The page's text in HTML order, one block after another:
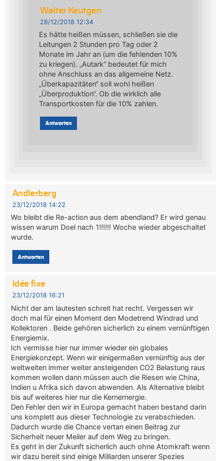
Walter Keutgen
28/12/2018 12:34
Es hätte heißen müssen, schließen sie die
Leitungen 2 Stunden pro Tag oder 2
Monate im Jahr an (um die fehlenden 10%
zu kriegen). „Autark“ bedeutet für mich
ohne Anschluss an das allgemeine Netz.
„Überkapazitäten“ soll wohl heißen
„Überproduktion“. Ob die wirklich alle
Transportkosten für die 10% zahlen.
Antworten
Andlerberg
23/12/2018 14:22
Wo bleibt die Re-action aus dem abendland? Er wird genau
wissen warum Doel nach 1!!!!!! Woche wieder abgeschaltet
wurde.
Antworten
Idée fixe
23/12/2018 16:21
Nicht der am lautesten schreit hat recht. Vergessen wir
doch mal für einen Moment den Modetrend Windrad und
Kollektoren . Beide gehören sicherlich zu einem vernünftigen
Energiemix.
Ich vermisse hier nur immer wieder ein globales
Energiekonzept. Wenn wir einigermaßen vernünftig aus der
weltweiten immer weiter ansteigenden CO2 Belastung raus
kommen wollen dann müssen auch die Riesen wie China,
Indien u Afrika sich davon abwenden. Als Alternative bleibt
bis auf weiteres hier nur die Kernernergie.
Den Fehler den wir in Europa gemacht haben bestand darin
uns komplett aus dieser Technologie zu verabschieden.
Dadurch wurde die Chance vertan einen Beitrag zur
Sicherheit neuer Meiler auf dem Weg zu bringen.
Es geht in der Zukunft sicherlich auch ohne Atomkraft wenn
wir dazu bereit sind einige Milliarden unserer Spezies